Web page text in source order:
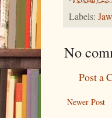
Labels:
No
Post a
Newer Post